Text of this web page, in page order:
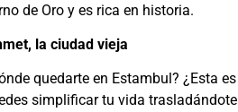
de Oro y es rica en historia.
la ciudad vieja
quedarte en Estambul? ¿Esta es
simplificar tu vida trasladándote